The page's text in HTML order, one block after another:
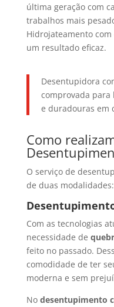
última geração com
trabalhos mais
Hidrojateamento
um resultado eficaz.
Desentupidora
comprovada para
e duradouras em
Como
O serviço de
de duas modalidades:
Com as tecnologias
necessidade de
feito no passado.
comodidade de ter
moderna e sem
No desentupimento